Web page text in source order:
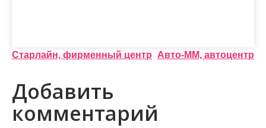
Н
а
в
Старлайн, фирменный центр Авто-ММ, автоцентр
Добавить
комментарий